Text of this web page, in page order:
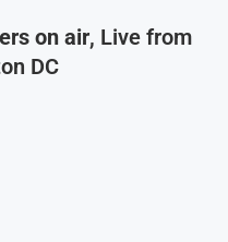
on air, Live from
DC